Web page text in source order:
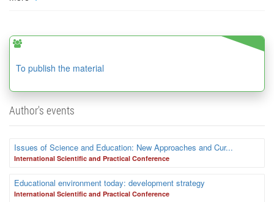
To publish the material
Author's events
Issues of Science and Education: New Approaches and Cur...
International Scientific and Practical Conference
Educational environment today: development strategy
International Scientific and Practical Conference